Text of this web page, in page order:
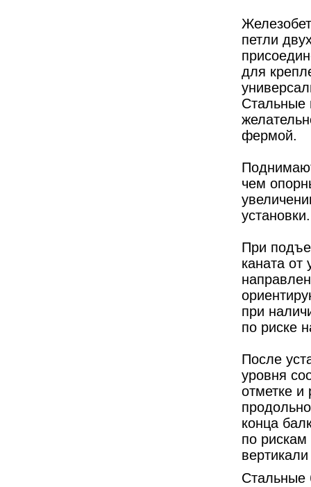
петли
для
Стальные
фермой.
чем
установки.
При
каната
при
по риске
После
уровня
отметке и
конца
по
Стальные